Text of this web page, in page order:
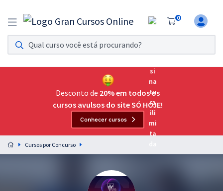
0
Assinatura Ilimitada 11
Acesso a todos os cursos. Teste grátis por 7 dias!
Assinatura OAB Até Passar
Acesso ilimitado a toda preparação para o Exame da
Preparação completa e intensiva para as principais
residências em saúde do Brasil
Desconto de 20% em todos os
cursos avulsos do site SÓ HOJE!
Conhecer cursos
Cursos por Concurso